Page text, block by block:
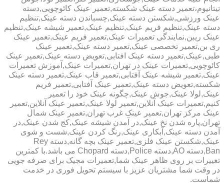
تیتانیوم،تعمیر دسته عینک شکسته,تعمیر عینک کائوچویی,دسته
عینک ورزشی,شکستن دسته عینک,چسباندن دسته عینک,تنظیم
دسته عینک,تنظیم فریم عینک,تنظیم عینک,تعمیر شیشه عینک,تنظیم
عینک ریبن,نمایندگی تعمیرات عینک,تعمیر فریم عینک,تعمیر عینک
ری بن,تعمیر تخصصی عینک,تعمیر دسته عینک,تعمیر عینک
طبی,عینک,تعمیر دسته عینک افتابی,تعویض دسته عینک,تعمیر عینک
کائوچویی,تعمیرات عینک در تهران,تعمیرات عینک,آموزش تعمیرات
عینک,تعمیر شیشه عینک آفتابی,تعمیر قاب عینک,تعمیر دسته عینک
شکسته,تعویض دسته عینک,تعمیر عینک آفتابی,تعمیر فریم
عینک,لولا عینک,جوش عینک,چگونه عینک خود را تعمیر
کنیم,تعمیرات عینک آنلاین,تعمیر لولا عینک,تعمیر عینک آنلاین,تعمیر
عینک مرکز تهران,تعمیر عینک غرب تهران,تعمیر عینک شمال
تهران,پاره شدن نخ عینک,در آمدن شیشه عینک,کج شدن عینک,در
آمدن دسته عینک,آبکاری عینک,رنگ کردن عینک,شست و شوی
عینک,شکستن عینک فلزی,تعمیر عینک بچه گانه,دسته Rey
Ban,دسته AO,دسته Police,دسته Chopard می باشد.با کمترین
تغییرات بر روی ظاهر عینک شما,تعمیرات مجیک برای صرفه جویی
در وقت شما مشتریان عزیز با سیستم تحویل فوری در خدمت
شماست.